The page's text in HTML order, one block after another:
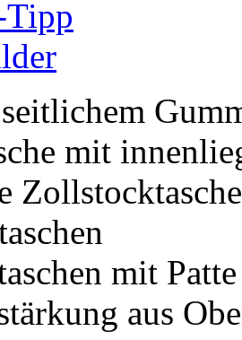
mit
Zollstocktasche
mit
aus